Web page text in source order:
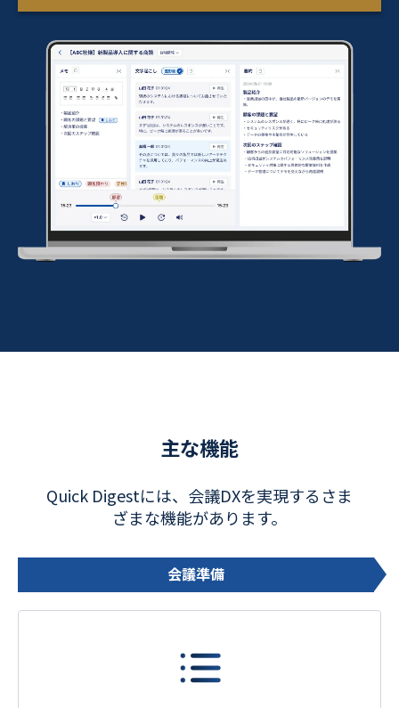
主な機能
Quick Digestには、会議DXを実現するさま
ざまな機能があります。
会議準備